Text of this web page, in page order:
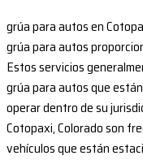
grúa para autos en
grúa para autos
Estos servicios
grúa para autos que
operar dentro de su
Cotopaxi, Colorado son
vehículos que están